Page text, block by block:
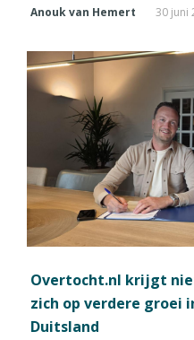
Anouk van Hemert 30 juni
Overtocht.nl krijgt
zich op verdere groei
Duitsland